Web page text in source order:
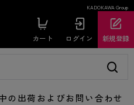
KADOKAWA Group
カート ログイン 新規登録
出荷およびお問い合わせ